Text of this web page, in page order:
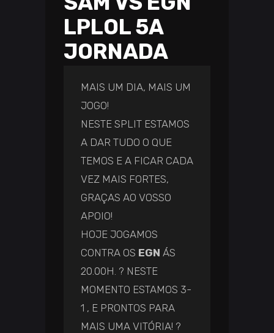
LPLOL 5A
JORNADA
MAIS UM DIA, MAIS UM
JOGO!
NESTE SPLIT ESTAMOS
A DAR TUDO O QUE
TEMOS E A FICAR CADA
VEZ MAIS FORTES,
GRAÇAS AO VOSSO
APOIO!
HOJE JOGAMOS
CONTRA OS EGN ÁS
20.00H. ? NESTE
MOMENTO ESTAMOS 3-
1 , E PRONTOS PARA
MAIS UMA VITÓRIA! ?